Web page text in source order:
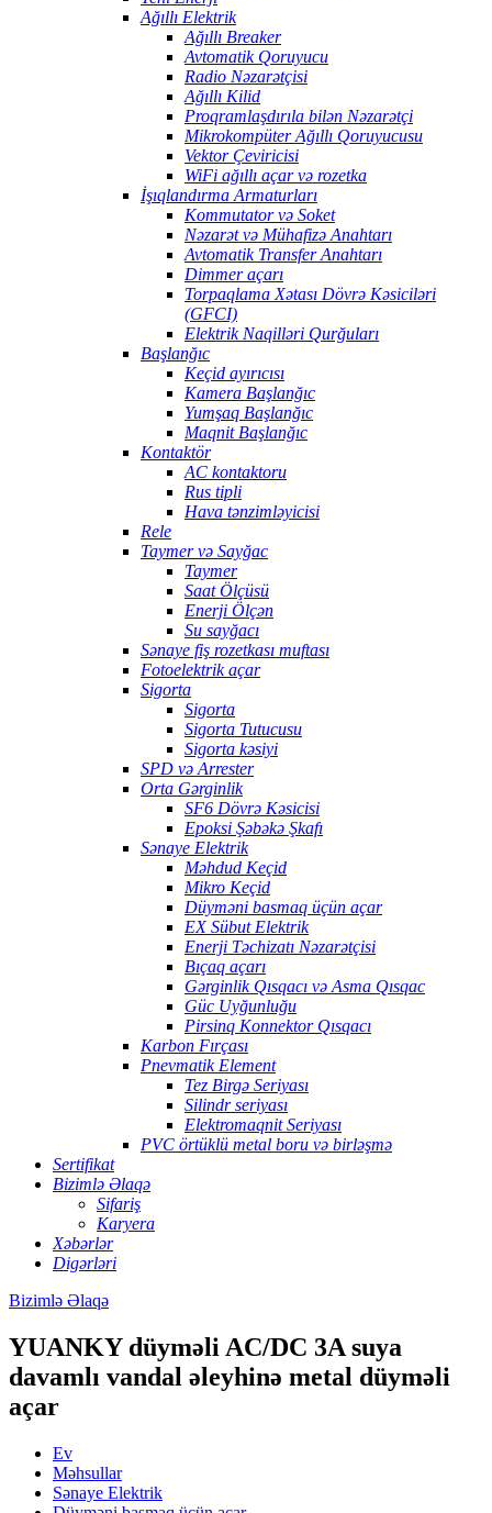
Ağıllı Elektrik
Ağıllı Breaker
Avtomatik Qoruyucu
Radio Nəzarətçisi
Ağıllı Kilid
Proqramlaşdırıla bilən Nəzarətçi
Mikrokompüter Ağıllı Qoruyucusu
Vektor Çeviricisi
WiFi ağıllı açar və rozetka
İşıqlandırma Armaturları
Kommutator və Soket
Nəzarət və Mühafizə Anahtarı
Avtomatik Transfer Anahtarı
Dimmer açarı
Torpaqlama Xətası Dövrə Kəsiciləri
(GFCI)
Elektrik Naqilləri Qurğuları
Başlanğıc
Keçid ayırıcısı
Kamera Başlanğıc
Yumşaq Başlanğıc
Maqnit Başlanğıc
Kontaktör
AC kontaktoru
Rus tipli
Hava tənzimləyicisi
Rele
Taymer və Sayğac
Taymer
Saat Ölçüsü
Enerji Ölçən
Su sayğacı
Sənaye fiş rozetkası muftası
Fotoelektrik açar
Sigorta
Sigorta
Sigorta Tutucusu
Sigorta kəsiyi
SPD və Arrester
Orta Gərginlik
SF6 Dövrə Kəsicisi
Epoksi Şəbəkə Şkafı
Sənaye Elektrik
Məhdud Keçid
Mikro Keçid
Düyməni basmaq üçün açar
EX Sübut Elektrik
Enerji Təchizatı Nəzarətçisi
Bıçaq açarı
Gərginlik Qısqacı və Asma Qısqac
Güc Uyğunluğu
Pirsinq Konnektor Qısqacı
Karbon Fırçası
Pnevmatik Element
Tez Birgə Seriyası
Silindr seriyası
Elektromaqnit Seriyası
PVC örtüklü metal boru və birləşmə
Sertifikat
Bizimlə Əlaqə
Sifariş
Karyera
Xəbərlər
Digərləri
Bizimlə Əlaqə
YUANKY düyməli AC/DC 3A suya
davamlı vandal əleyhinə metal düyməli
açar
Ev
Məhsullar
Sənaye Elektrik